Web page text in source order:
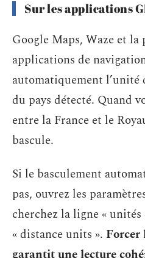
Sur les applications
Google Maps, Waze et la
applications de
automatiquement l’unité
du pays détecté. Quand
entre la France et le
bascule.
Si le basculement
pas, ouvrez les
cherchez la ligne « unités
« distance units ». Forcer